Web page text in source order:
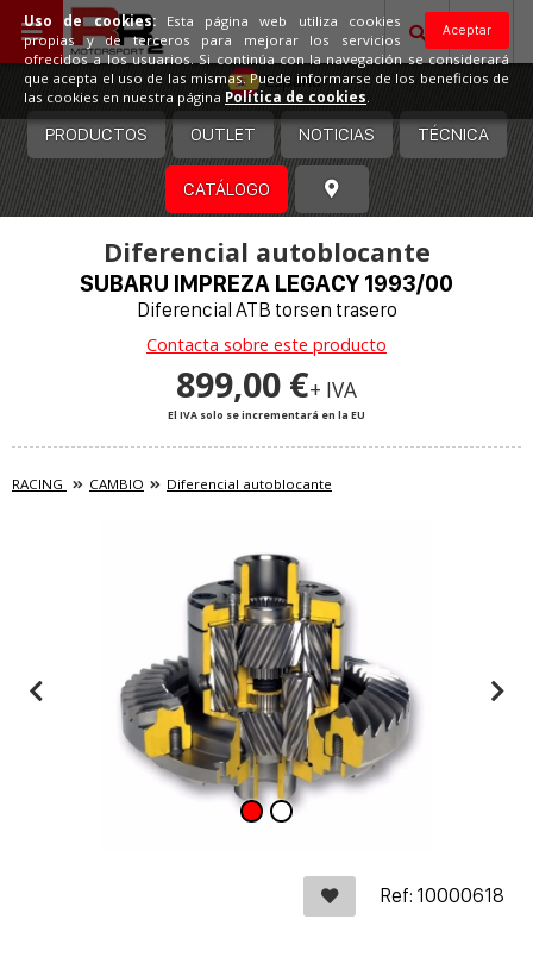
España
PRODUCTOS OUTLET NOTICIAS TÉCNICA
CATÁLOGO
Diferencial autoblocante
SUBARU IMPREZA LEGACY 1993/00
Diferencial ATB torsen trasero
Contacta sobre este producto
899,00 €+ IVA
El IVA solo se incrementará en la EU
RACING CAMBIO Diferencial autoblocante
Ref: 10000618
Aceptar
Uso de cookies:Esta página web utiliza cookies
propias y de terceros para mejorar los servicios
ofrecidos a los usuarios. Si continúa con la navegación se considerará
que acepta el uso de las mismas. Puede informarse de los beneficios de
las cookies en nuestra página Política de cookies.